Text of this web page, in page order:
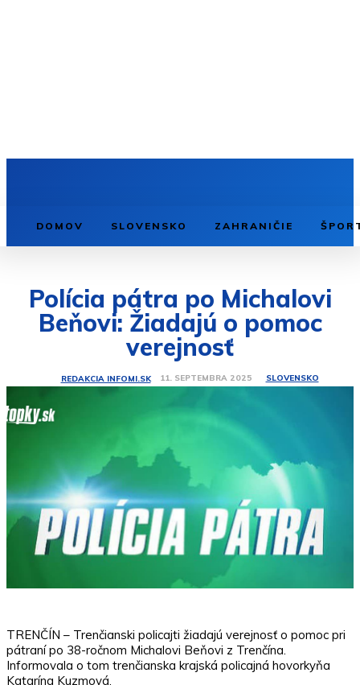
DOMOV SLOVENSKO ZAHRANIČIE
Polícia pátra po Michalovi
Beňovi: Žiadajú o pomoc
verejnosť
REDAKCIA INFOMI.SK 11. SEPTEMBRA 2025 SLOVENSKO
TRENČÍN – Trenčianski policajti žiadajú verejnosť o pomoc pri
pátraní po 38-ročnom Michalovi Beňovi z Trenčína.
Informovala o tom trenčianska krajská policajná hovorkyňa
Katarína Kuzmová.